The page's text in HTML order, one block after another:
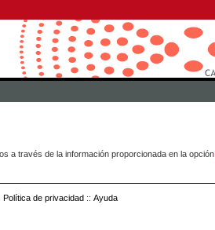
a través de la información proporcionada en la opción
Política de privacidad :: Ayuda